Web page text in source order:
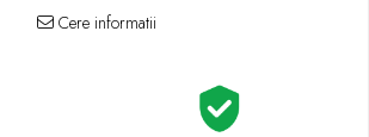
Cere informatii